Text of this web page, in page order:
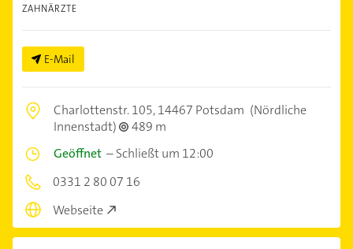
ZAHNÄRZTE
E-Mail
Charlottenstr. 105,14467 Potsdam (Nördliche
Innenstadt)
489 m
Geöffnet –Schließt um 12:00
0331 2 80 07 16
Webseite